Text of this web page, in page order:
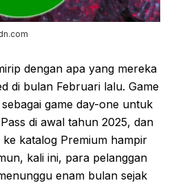
dengan apa yang mereka
di bulan Februari lalu. Game
game day-one untuk
di awal tahun 2025, dan
katalog Premium hampir
kali ini, para pelanggan
enam bulan sejak